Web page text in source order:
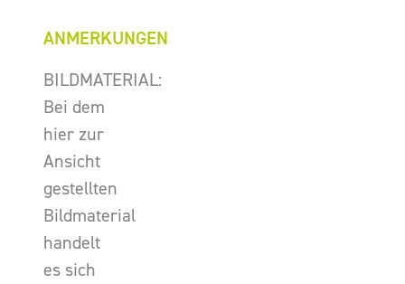
ANMERKUNGEN
BILDMATERIAL:
Bei dem
hier zur
Ansicht
gestellten
Bildmaterial
handelt
es sich